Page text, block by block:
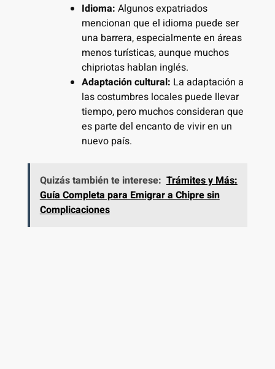
Idioma: Algunos expatriados
mencionan que el idioma puede ser
una barrera, especialmente en áreas
menos turísticas, aunque muchos
chipriotas hablan inglés.
Adaptación cultural: La adaptación a
las costumbres locales puede llevar
tiempo, pero muchos consideran que
es parte del encanto de vivir en un
nuevo país.
Quizás también te interese: Trámites y Más:
Guía Completa para Emigrar a Chipre sin
Complicaciones